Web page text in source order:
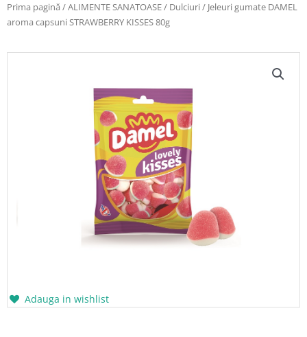
Prima pagină /ALIMENTE SANATOASE/ Dulciuri/ Jeleuri gumate DAMEL
aroma capsuni STRAWBERRY KISSES 80g
Adauga in wishlist